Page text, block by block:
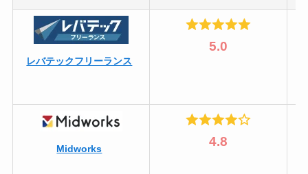
レバテックフリーランス
5.0
Midworks 4.8